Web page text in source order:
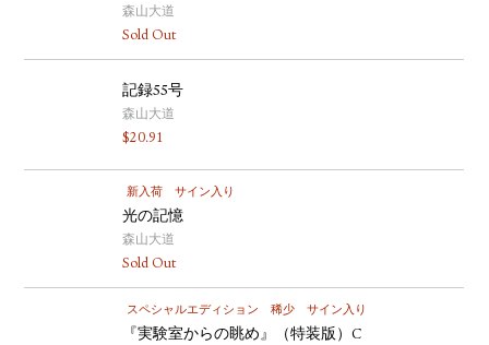
森山大道
Sold Out
記録55号
森山大道
$20.91
新入荷 サイン入り
光の記憶
森山大道
Sold Out
スペシャルエディション 稀少 サイン入り
『実験室からの眺め』（特装版）C